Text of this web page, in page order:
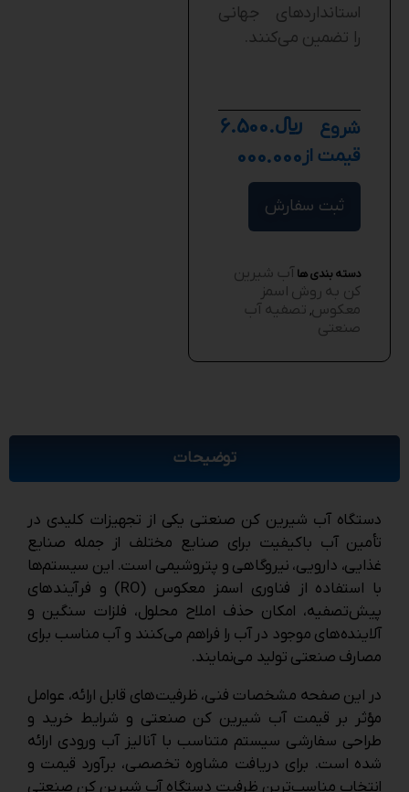
استانداردهای جهانی
را تضمین می‌کنند.
شروع
قیمت از
﷼6.500.
000.000
ثبت سفارش
دسته بندی ها آب شیرین
کن به روش اسمز
معکوس, تصفیه آب
صنعتی
توضیحات
دستگاه آب شیرین کن صنعتی یکی از تجهیزات کلیدی در
تأمین آب باکیفیت برای صنایع مختلف از جمله صنایع
غذایی، دارویی، نیروگاهی و پتروشیمی است. این سیستم‌ها
با استفاده از فناوری اسمز معکوس (RO) و فرآیندهای
پیش‌تصفیه، امکان حذف املاح محلول، فلزات سنگین و
آلاینده‌های موجود در آب را فراهم می‌کنند و آب مناسب برای
مصارف صنعتی تولید می‌نمایند.
در این صفحه مشخصات فنی، ظرفیت‌های قابل ارائه، عوامل
مؤثر بر قیمت آب شیرین کن صنعتی و شرایط خرید و
طراحی سفارشی سیستم متناسب با آنالیز آب ورودی ارائه
شده است. برای دریافت مشاوره تخصصی، برآورد قیمت و
انتخاب مناسب‌ترین ظرفیت دستگاه آب شیرین کن صنعتی